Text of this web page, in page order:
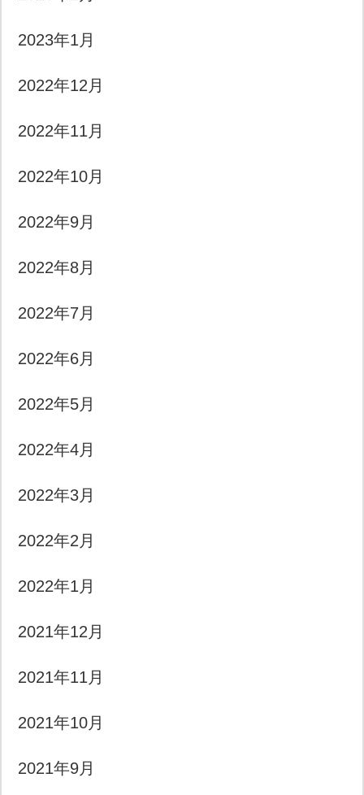
2023年1月
2022年12月
2022年11月
2022年10月
2022年9月
2022年8月
2022年7月
2022年6月
2022年5月
2022年4月
2022年3月
2022年2月
2022年1月
2021年12月
2021年11月
2021年10月
2021年9月